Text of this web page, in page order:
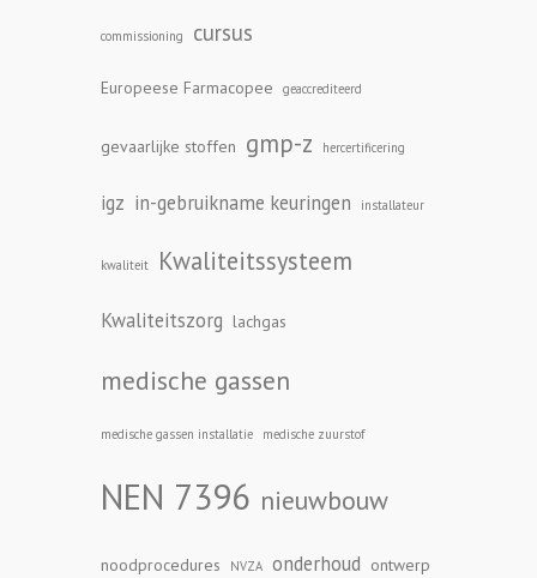
commissioning cursus
Europeese Farmacopee geaccrediteerd
gevaarlijke stoffen gmp-z hercertificering
igz in-gebruikname keuringen installateur
kwaliteit Kwaliteitssysteem
Kwaliteitszorg lachgas
medische gassen
medische gassen installatie medische zuurstof
NEN 7396 nieuwbouw
noodprocedures NVZA onderhoud ontwerp